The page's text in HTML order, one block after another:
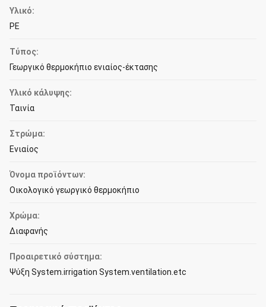
Υλικό:
PE
Τύπος:
Γεωργικό θερμοκήπιο ενιαίος-έκτασης
Υλικό κάλυψης:
Ταινία
Στρώμα:
Ενιαίος
Όνομα προϊόντων:
Οικολογικό γεωργικό θερμοκήπιο
Χρώμα:
Διαφανής
Προαιρετικό σύστημα:
Ψύξη System.irrigation System.ventilation.etc